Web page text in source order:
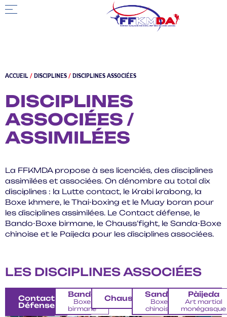
ACCUEIL / DISCIPLINES / DISCIPLINES ASSOCIÉES
DISCIPLINES
ASSOCIÉES /
ASSIMILÉES
La FFKMDA propose à ses licenciés, des disciplines
assimilées et associées. On dénombre au total dix
disciplines : la Lutte contact, le Krabi krabong, la
Boxe khmere, le Thai-boxing et le Muay boran pour
les disciplines assimilées. Le Contact défense, le
Bando-Boxe birmane, le Chauss’fight, le Sanda-Boxe
chinoise et le Paijeda pour les disciplines associées.
LES DISCIPLINES ASSOCIÉES
Contact
Défense
Bando
Boxe
birmane
Chauss'fight
Sanda
Boxe
chinoise
Pàijeda
Art martial
monégasque